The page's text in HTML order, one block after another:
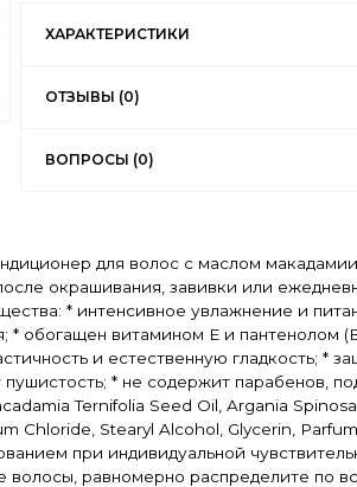
ХАРАКТЕРИСТИКИ
ОТЗЫВЫ (0)
ВОПРОСЫ (0)
для волос с маслом
окрашивания, завивки или
* интенсивное увлажнение и
обогащен витамином E и пантенолом
и естественную гладкость; *
* не содержит парабенов,
Ternifolia Seed Oil, Argania
Chloride, Stearyl Alcohol, Glycerin,
при индивидуальной
равномерно распределите по